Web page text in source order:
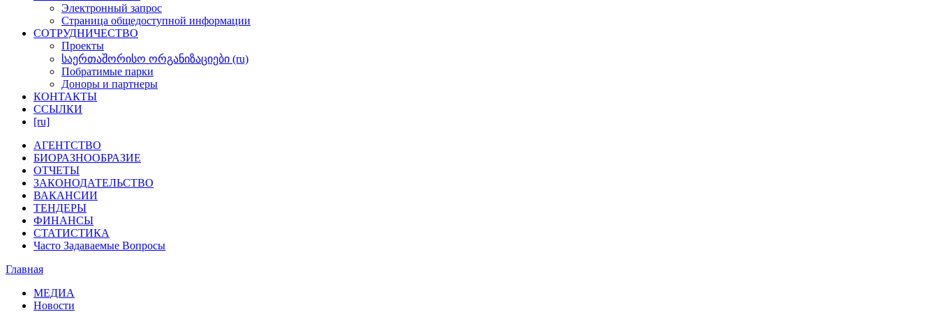
Электронный запрос
Cтраница общедоступнoй информации
СОТРУДНИЧЕСТВО
Проекты
საერთაშორისო ორგანიზაციები (ru)
Побратимые парки
Доноры и партнеры
КОНТАКТЫ
ССЫЛКИ
[ru]
АГЕНТСТВО
БИОРАЗНООБРАЗИЕ
ОТЧЕТЫ
ЗАКОНОДАТЕЛЬСТВО
ВАКАНСИИ
ТЕНДЕРЫ
ФИНАНСЫ
СТАТИСТИКА
Часто Задаваемые Вопросы
Главная
МЕДИА
Новости